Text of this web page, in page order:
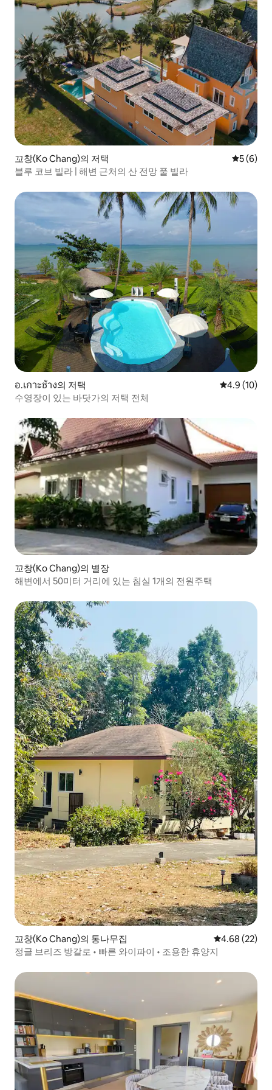
꼬창(Ko Chang)의 저택 평점 5점
5 (6)
블루 코브 빌라 | 해변 근처의 산 전망 풀 빌라
อ.เกาะช้าง의 저택 평점 4.9점(5
4.9 (10)
수영장이 있는 바닷가의 저택 전체
꼬창(Ko Chang)의 별장
해변에서 50미터 거리에 있는 침실 1개의 전원주택
꼬창(Ko Chang)의 통나무집 평점 4.68점(5
4.68 (22)
정글 브리즈 방갈로 • 빠른 와이파이 • 조용한 휴양지